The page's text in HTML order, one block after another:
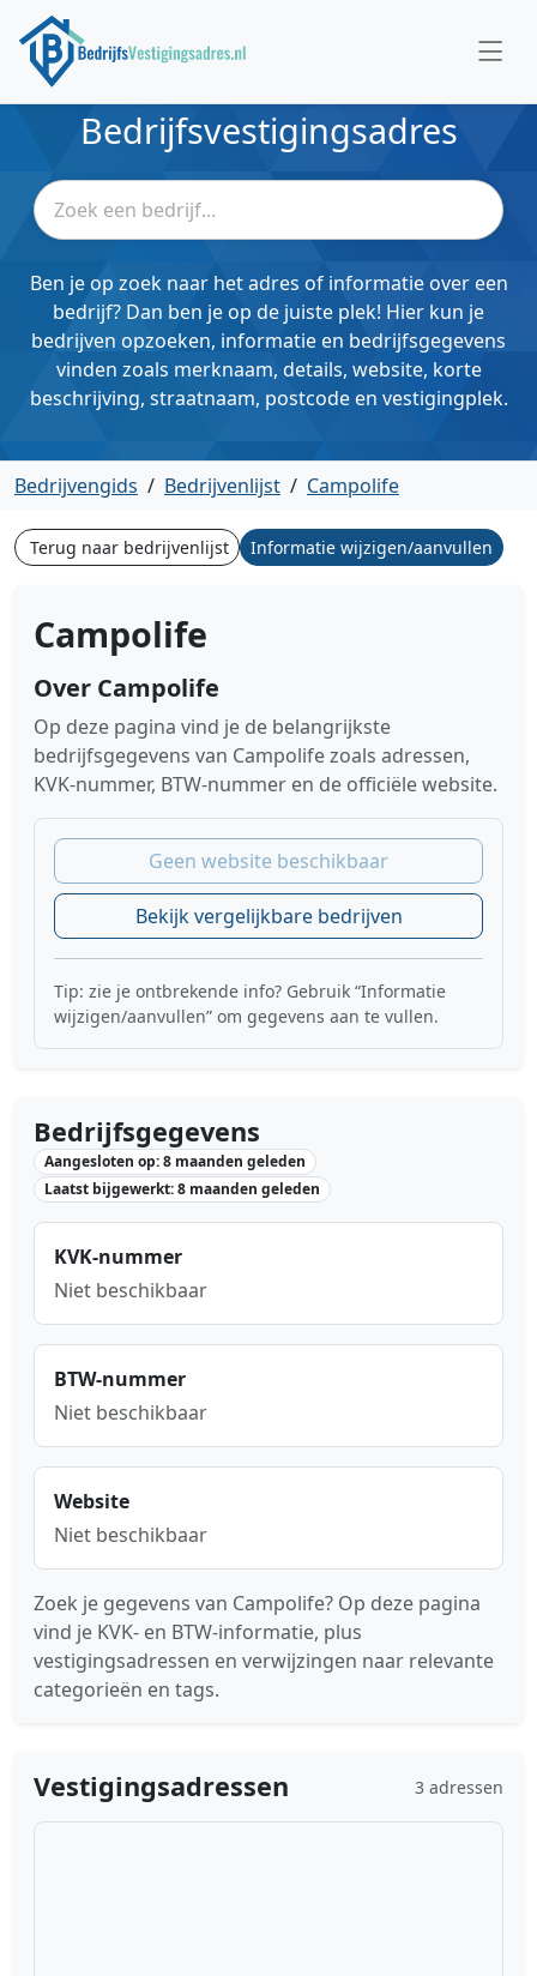
Bedrijfsvestigingsadres
Ben je op zoek naar het adres of informatie over een
bedrijf? Dan ben je op de juiste plek! Hier kun je
bedrijven opzoeken, informatie en bedrijfsgegevens
vinden zoals merknaam, details, website, korte
beschrijving, straatnaam, postcode en vestigingplek.
Bedrijvengids / Bedrijvenlijst / Campolife
Terug naar bedrijvenlijst Informatie wijzigen/aanvullen
Campolife
Over Campolife
Op deze pagina vind je de belangrijkste
bedrijfsgegevens van Campolife zoals adressen,
KVK-nummer, BTW-nummer en de officiële website.
Geen website beschikbaar
Bekijk vergelijkbare bedrijven
Tip: zie je ontbrekende info? Gebruik “Informatie
wijzigen/aanvullen” om gegevens aan te vullen.
Bedrijfsgegevens
Aangesloten op: 8 maanden geleden
Laatst bijgewerkt: 8 maanden geleden
KVK-nummer
Niet beschikbaar
BTW-nummer
Niet beschikbaar
Website
Niet beschikbaar
Zoek je gegevens van Campolife? Op deze pagina
vind je KVK- en BTW-informatie, plus
vestigingsadressen en verwijzingen naar relevante
categorieën en tags.
Vestigingsadressen 3 adressen